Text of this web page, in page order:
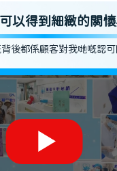
以得到細緻的關
後都係顧客對我哋嘅認